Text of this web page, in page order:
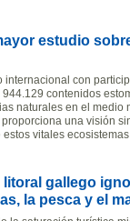
estudio
internacional con
contenidos
naturales en el medio
una visión
vitales
gallego
la pesca y el